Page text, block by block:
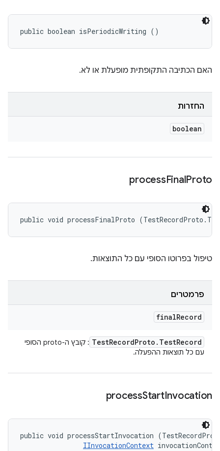
public boolean isPeriodicWriting ()
האם הכתיבה התקופתית מופעלת או לא.
החזרות
boolean
processFinalProto
public void processFinalProto
טיפול בפרוטו הסופי עם כל התוצאות.
פרמטרים
finalRecord
TestRecordProto . TestRecord
: קובץ ה-proto הסופי
עם כל תוצאות ההפעלה.
processStartInvocation
public void processStartInvocation
IInvocationContext